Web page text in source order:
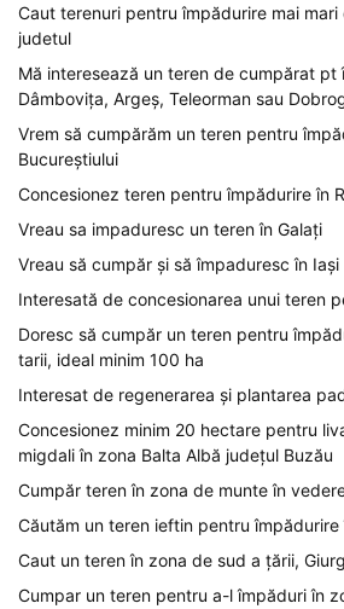
Caut terenuri pentru împădurire mai mari
judetul
Mă interesează un teren de cumpărat pt
Dâmbovița, Argeș, Teleorman sau
Vrem să cumpărăm un teren pentru
Bucureștiului
Concesionez teren pentru împădurire în
Vreau sa impaduresc un teren în Galați
Vreau să cumpăr și să împaduresc în Iași
Interesată de concesionarea unui teren
Doresc să cumpăr un teren pentru
tarii, ideal minim 100 ha
Interesat de regenerarea și plantarea
Concesionez minim 20 hectare pentru
migdali în zona Balta Albă județul Buzău
Cumpăr teren în zona de munte în
Căutăm un teren ieftin pentru împădurire
Caut un teren în zona de sud a țării,
Cumpar un teren pentru a-l împăduri în